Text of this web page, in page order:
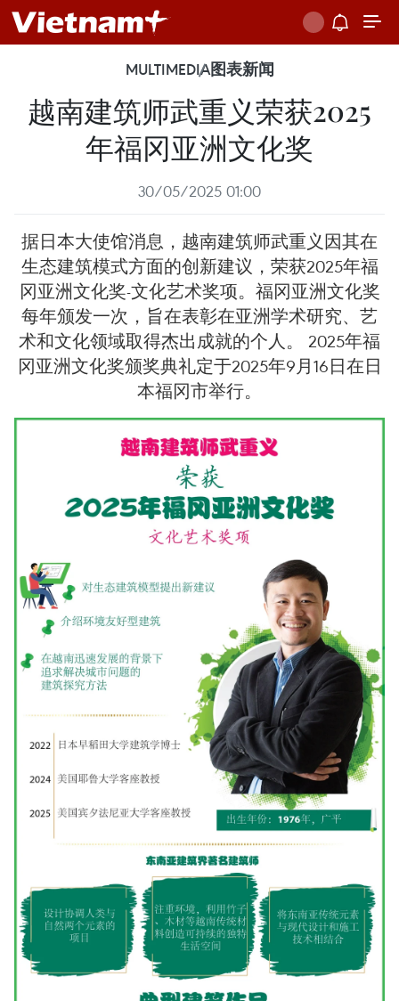
MULTIMEDIA图表新闻
越南建筑师武重义荣获2025
年福冈亚洲文化奖
30/05/2025 01:00
据日本大使馆消息，越南建筑师武重义因其在
生态建筑模式方面的创新建议，荣获2025年福
冈亚洲文化奖-文化艺术奖项。福冈亚洲文化奖
每年颁发一次，旨在表彰在亚洲学术研究、艺
术和文化领域取得杰出成就的个人。 2025年福
冈亚洲文化奖颁奖典礼定于2025年9月16日在日
本福冈市举行。